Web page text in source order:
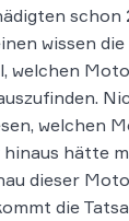
schon
wissen
welchen
welchen
hätte
dieser
die